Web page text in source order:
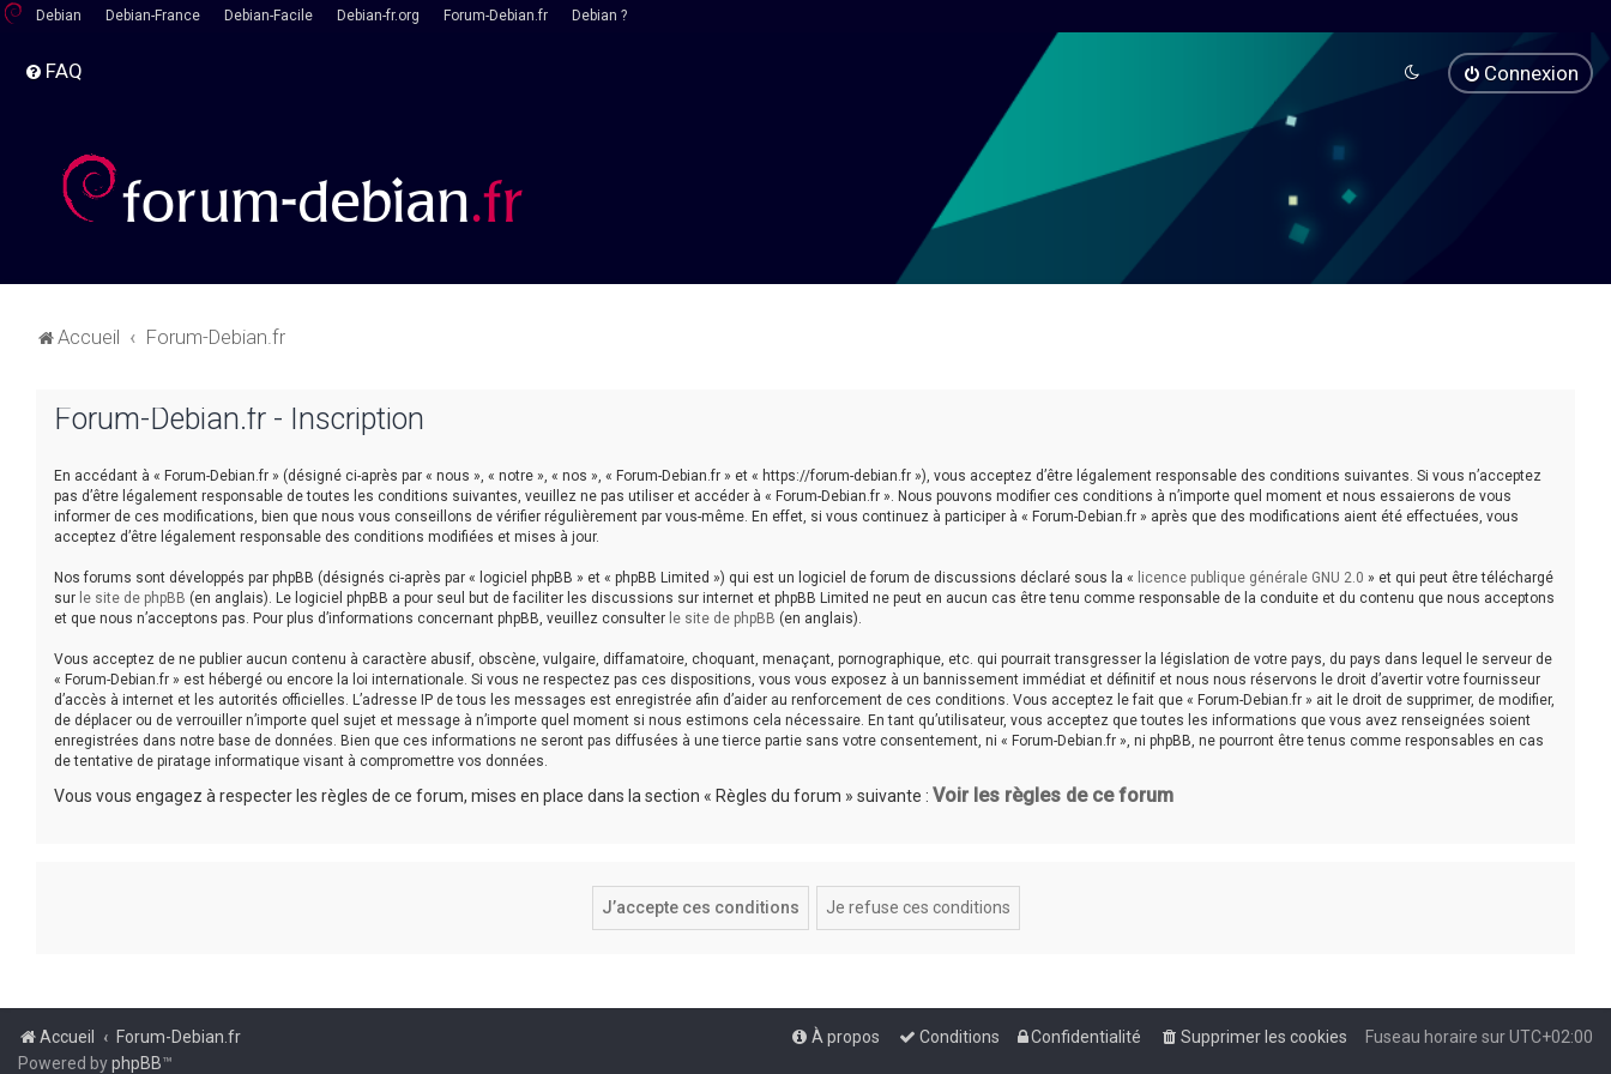
Debian Debian-France Debian-Facile Debian-fr.org Forum-Debian.fr Debian ?
FAQ Connexion
Accueil Forum-Debian.fr
Forum-Debian.fr - Inscription
En accédant à « Forum-Debian.fr » (désigné ci-après par « nous », « notre », « nos », « Forum-Debian.fr » et « https://forum-debian.fr »), vous acceptez d’être légalement responsable des conditions suivantes. Si vous n’acceptez
pas d’être légalement responsable de toutes les conditions suivantes, veuillez ne pas utiliser et accéder à « Forum-Debian.fr ». Nous pouvons modifier ces conditions à n’importe quel moment et nous essaierons de vous
informer de ces modifications, bien que nous vous conseillons de vérifier régulièrement par vous-même. En effet, si vous continuez à participer à « Forum-Debian.fr » après que des modifications aient été effectuées, vous
acceptez d’être légalement responsable des conditions modifiées et mises à jour.
Nos forums sont développés par phpBB (désignés ci-après par « logiciel phpBB » et « phpBB Limited ») qui est un logiciel de forum de discussions déclaré sous la « licence publique générale GNU 2.0 » et qui peut être téléchargé
sur le site de phpBB (en anglais). Le logiciel phpBB a pour seul but de faciliter les discussions sur internet et phpBB Limited ne peut en aucun cas être tenu comme responsable de la conduite et du contenu que nous acceptons
et que nous n’acceptons pas. Pour plus d’informations concernant phpBB, veuillez consulter le site de phpBB (en anglais).
Vous acceptez de ne publier aucun contenu à caractère abusif, obscène, vulgaire, diffamatoire, choquant, menaçant, pornographique, etc. qui pourrait transgresser la législation de votre pays, du pays dans lequel le serveur de
« Forum-Debian.fr » est hébergé ou encore la loi internationale. Si vous ne respectez pas ces dispositions, vous vous exposez à un bannissement immédiat et définitif et nous nous réservons le droit d’avertir votre fournisseur
d’accès à internet et les autorités officielles. L’adresse IP de tous les messages est enregistrée afin d’aider au renforcement de ces conditions. Vous acceptez le fait que « Forum-Debian.fr » ait le droit de supprimer, de modifier,
de déplacer ou de verrouiller n’importe quel sujet et message à n’importe quel moment si nous estimons cela nécessaire. En tant qu’utilisateur, vous acceptez que toutes les informations que vous avez renseignées soient
enregistrées dans notre base de données. Bien que ces informations ne seront pas diffusées à une tierce partie sans votre consentement, ni « Forum-Debian.fr », ni phpBB, ne pourront être tenus comme responsables en cas
de tentative de piratage informatique visant à compromettre vos données.
Vous vous engagez à respecter les règles de ce forum, mises en place dans la section « Règles du forum » suivante : Voir les règles de ce forum
Accueil Forum-Debian.fr Fuseau horaire surUTC+02:00
Supprimer les cookies
Confidentialité
Conditions
À propos
Powered byphpBB™